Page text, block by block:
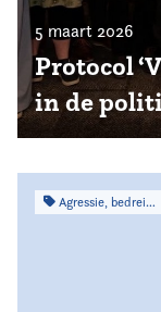
5 maart 2026
Protocol
in de
Agressie, bedreiging & intimidatie